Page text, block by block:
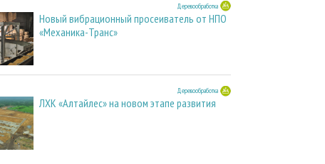
Деревообработка
Новый вибрационный просеиватель от НПО
«Механика-Транс»
Деревообработка
ЛХК «Алтайлес» на новом этапе развития